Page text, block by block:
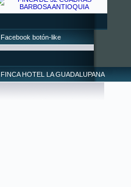
Facebook botón-like
FINCA HOTEL LA GUADALUPANA